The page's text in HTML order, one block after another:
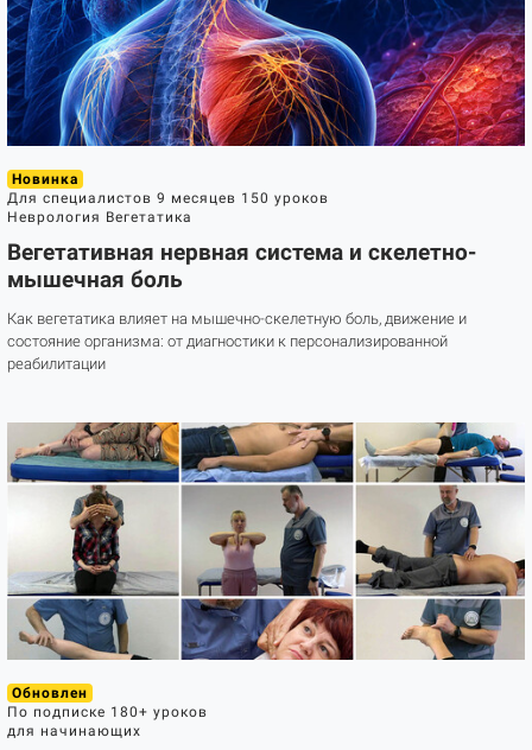
Обновлен
По подписке 180+ уроков
для начинающих
Новинка
Для специалистов 9 месяцев 150 уроков
Неврология Вегетатика
Вегетативная нервная система и скелетно-
мышечная боль
Как вегетатика влияет на мышечно-скелетную боль, движение и
состояние организма: от диагностики к персонализированной
реабилитации